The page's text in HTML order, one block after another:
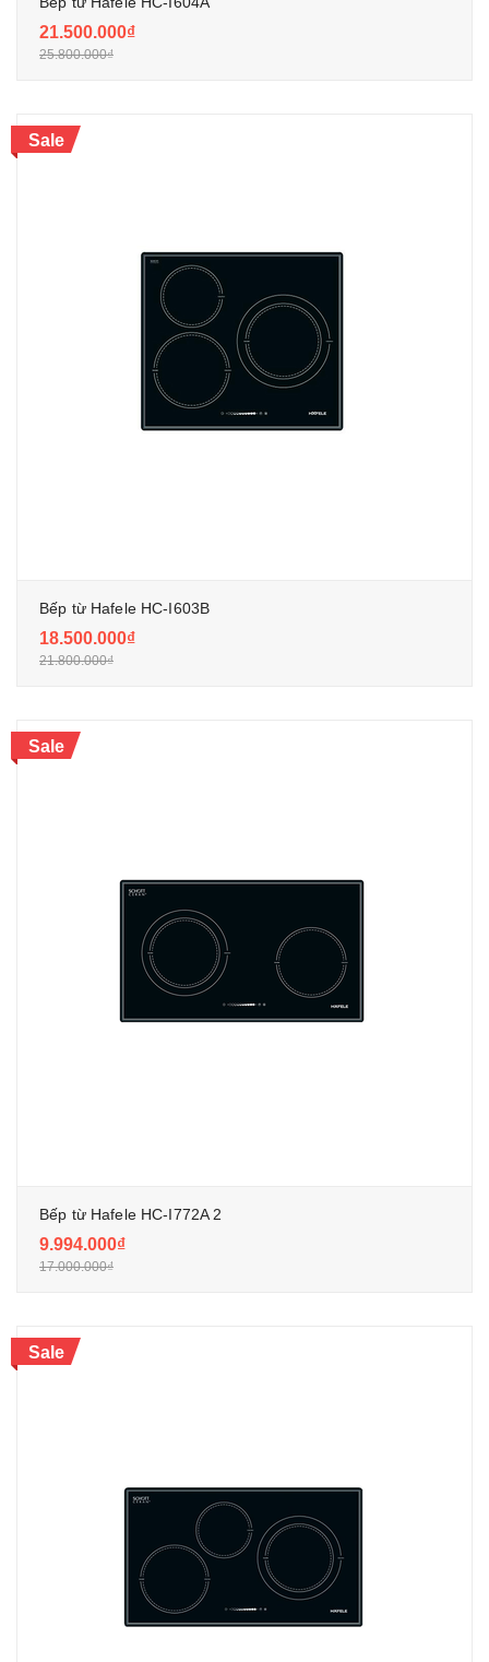
21.500.000₫
25.800.000₫
Sale
Bếp từ Hafele HC-I603B
18.500.000₫
21.800.000₫
Sale
Bếp từ Hafele HC-I772A 2
9.994.000₫
17.000.000₫
Sale